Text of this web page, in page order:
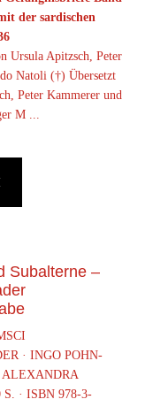
der sardischen
Ursula Apitzsch, Peter
Natoli (†) Übersetzt
Peter Kammerer und
M ...
Subalterne –
· INGO POHN-
S. · ISBN 978-3-